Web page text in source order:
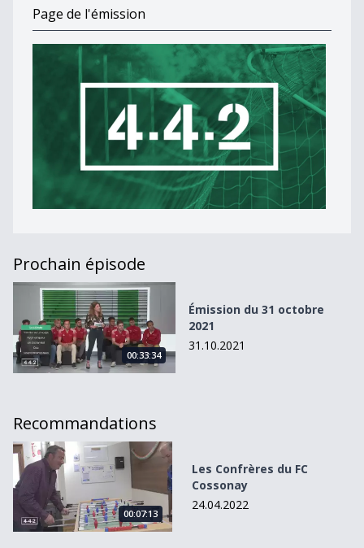
Page de l'émission
Prochain épisode
Émission du 31 octobre 2021
00:33:34
Émission du 31 octobre
2021
31.10.2021
Recommandations
Les Confrères du FC Cossonay
00:07:13
Les Confrères du FC
Cossonay
24.04.2022